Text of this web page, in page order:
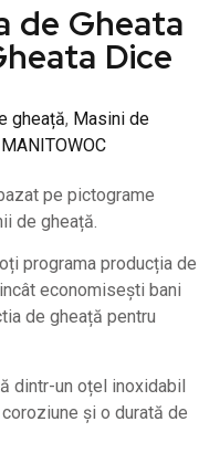
de Gheata
Dice
gheață, Masini de
MANITOWOC
pe pictograme
de gheață.
programa producția de
economisești bani
de gheață pentru
dintr-un oțel inoxidabil
și o durată de